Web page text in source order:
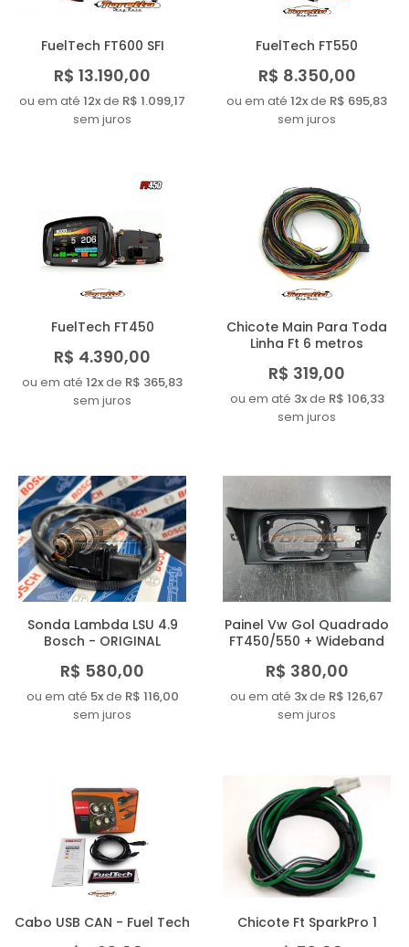
FuelTech FT600 SFI
R$ 13.190,00
ou em até 12xde R$ 1.099,17
sem juros
FuelTech FT550
R$ 8.350,00
ou em até 12xde R$ 695,83
sem juros
FuelTech FT450
R$ 4.390,00
ou em até 12xde R$ 365,83
sem juros
Chicote Main Para Toda
Linha Ft 6 metros
R$ 319,00
ou em até 3xde R$ 106,33
sem juros
Sonda Lambda LSU 4.9
Bosch - ORIGINAL
R$ 580,00
ou em até 5xde R$ 116,00
sem juros
Painel Vw Gol Quadrado
FT450/550 + Wideband
R$ 380,00
ou em até 3xde R$ 126,67
sem juros
Cabo USB CAN - Fuel Tech Chicote Ft SparkPro 1